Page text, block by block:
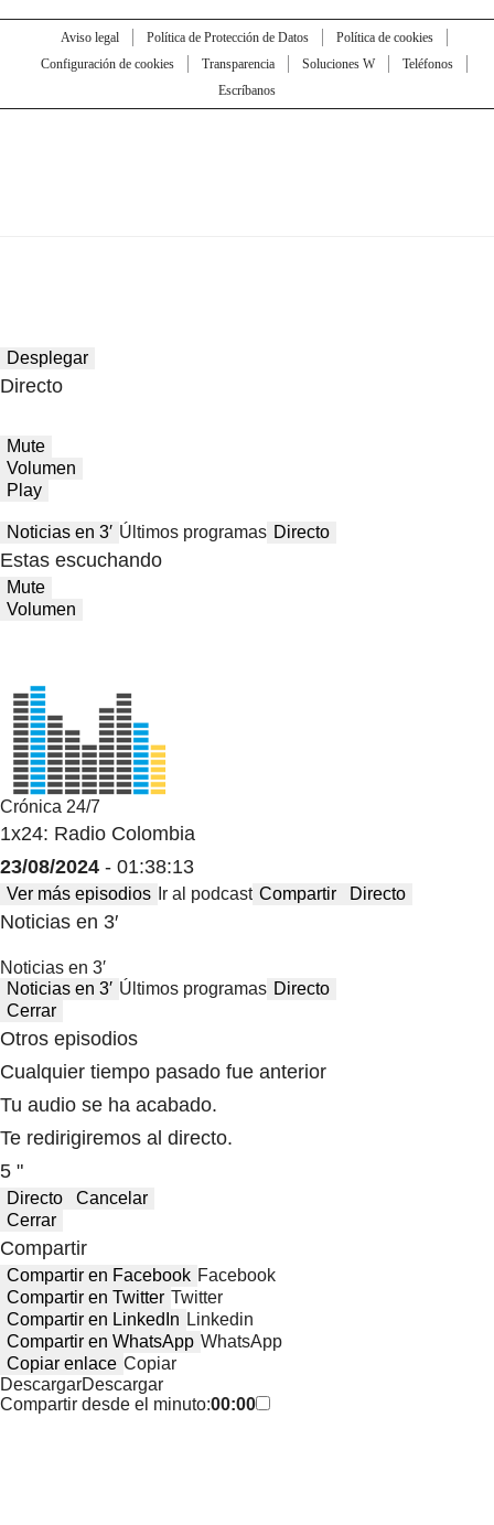
Aviso legal Política de Protección de Datos
Política de cookies
Configuración de cookies
Transparencia Soluciones W
Teléfonos
Escríbanos
Desplegar
Directo
Mute
Volumen
Play
Noticias en 3′ Últimos programas Directo
Estas escuchando
Mute
Volumen
Crónica 24/7
1x24: Radio Colombia
23/08/2024 - 01:38:13
Ver más episodios Ir al podcast Compartir Directo
Noticias en 3′
Noticias en 3′
Noticias en 3′ Últimos programas Directo
Cerrar
Otros episodios
Cualquier tiempo pasado fue anterior
Tu audio se ha acabado.
Te redirigiremos al directo.
5 "
Directo
Cancelar
Cerrar
Compartir
Compartir en Facebook Facebook
Compartir en Twitter Twitter
Compartir en LinkedIn Linkedin
Compartir en WhatsApp WhatsApp
Copiar enlace Copiar
DescargarDescargar
Compartir desde el minuto:00:00